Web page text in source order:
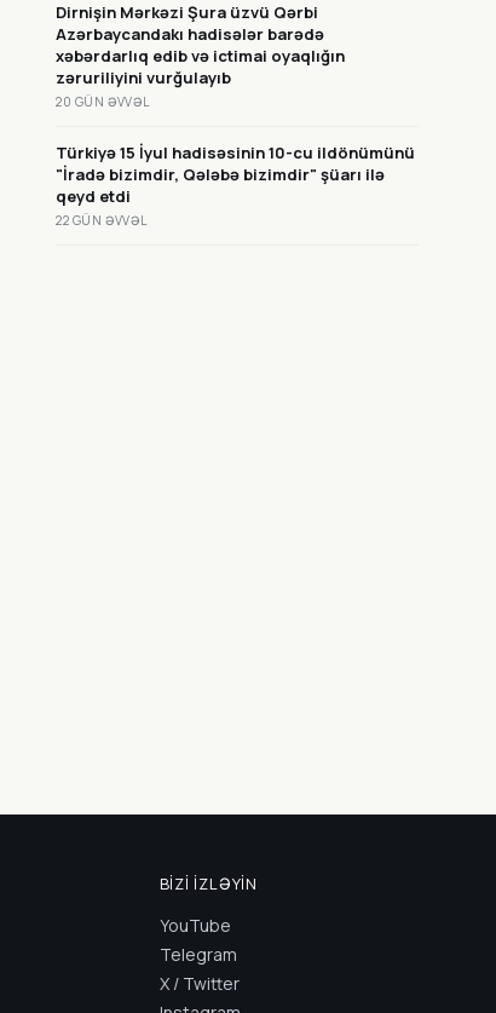
Dirnişin Mərkəzi Şura üzvü Qərbi
Azərbaycandakı hadisələr barədə
xəbərdarlıq edib və ictimai oyaqlığın
zəruriliyini vurğulayıb
20 GÜN ƏVVƏL
Türkiyə 15 İyul hadisəsinin 10-cu ildönümünü
"İradə bizimdir, Qələbə bizimdir" şüarı ilə
qeyd etdi
22 GÜN ƏVVƏL
BIZI İZLƏYIN
YouTube
Telegram
X / Twitter